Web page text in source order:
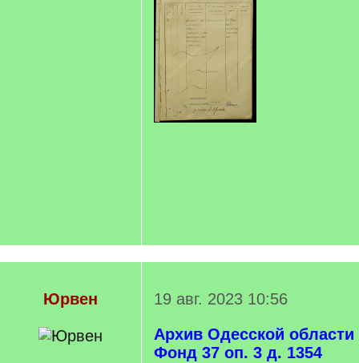
Юрвен
19 авг. 2023 10:56
Архив Одесской области
Фонд 37 оп. 3 д. 1354